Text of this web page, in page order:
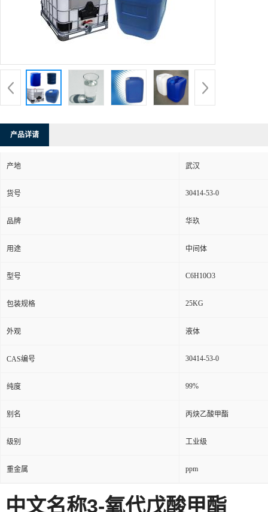
产品详请
产地 武汉
货号 30414-53-0
品牌 华玖
用途 中间体
型号 C6H10O3
包装规格 25KG
外观 液体
CAS编号 30414-53-0
纯度 99%
别名 丙炔乙酸甲酯
级别 工业级
重金属 ppm
中文名称3-氧代戊酸甲酯